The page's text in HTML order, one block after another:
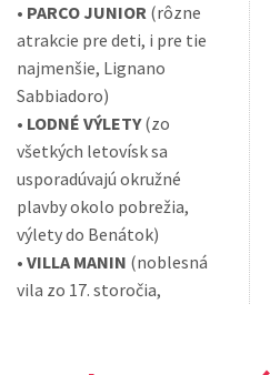
• PARCO JUNIOR (rôzne
atrakcie pre deti, i pre tie
najmenšie, Lignano
Sabbiadoro)
• LODNÉ VÝLETY(zo
všetkých letovísk sa
usporadúvajú okružné
plavby okolo pobrežia,
výlety do Benátok)
• VILLA MANIN (noblesná
vila zo 17. storočia,